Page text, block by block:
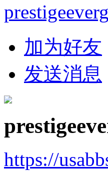
加为好友
发送消息
https://